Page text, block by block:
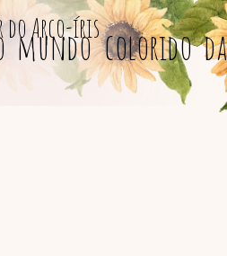
do Arco-íris
mundo colorido da